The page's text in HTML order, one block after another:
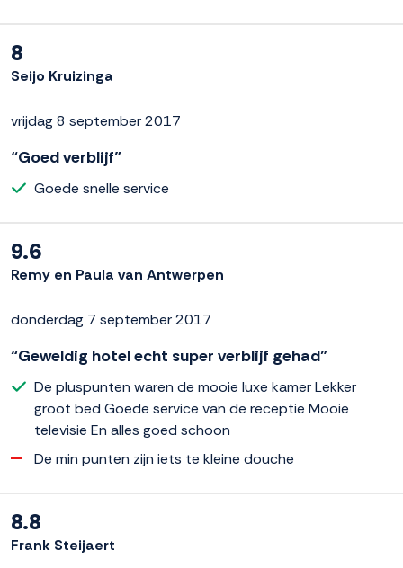
8
Seijo Kruizinga
vrijdag 8 september 2017
“Goed verblijf”
Goede snelle service
9.6
Remy en Paula van Antwerpen
donderdag 7 september 2017
“Geweldig hotel echt super verblijf gehad”
De pluspunten waren de mooie luxe kamer Lekker
groot bed Goede service van de receptie Mooie
televisie En alles goed schoon
De min punten zijn iets te kleine douche
8.8
Frank Steijaert